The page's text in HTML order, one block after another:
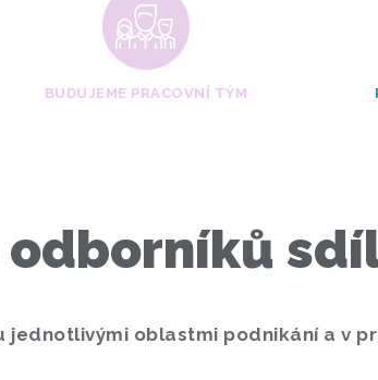
BUDUJEME PRACOVNÍ TÝM
odborníků
jednotlivými oblastmi podnikání a v